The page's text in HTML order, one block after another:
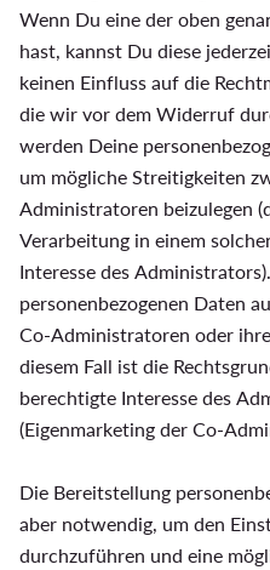
Wenn Du eine der oben
hast, kannst Du diese
keinen Einfluss auf die
die wir vor dem Widerruf
werden Deine
um mögliche Streitigkeiten
Administratoren beizulegen
Verarbeitung in einem
Interesse des
personenbezogenen Daten
Co-Administratoren oder
diesem Fall ist die
berechtigte Interesse des
(Eigenmarketing der Co-
Die Bereitstellung
aber notwendig, um den
durchzuführen und eine